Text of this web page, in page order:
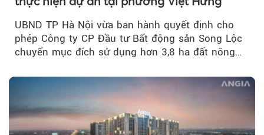
UBND TP Hà Nội vừa ban hành quyết định cho
phép Công ty CP Đầu tư Bất động sản Song Lộc
chuyển mục đích sử dụng hơn 3,8 ha đất nông